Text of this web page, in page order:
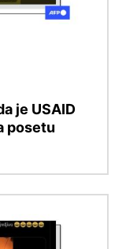
je USAID
posetu